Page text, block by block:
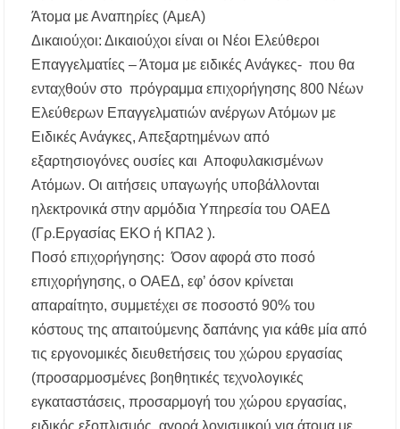
Άτομα με Αναπηρίες (AμεΑ)
Δικαιούχοι: Δικαιούχοι είναι οι Νέοι Ελεύθεροι
Επαγγελματίες – Άτομα με ειδικές Ανάγκες- που θα
ενταχθούν στο πρόγραμμα επιχορήγησης 800 Νέων
Ελεύθερων Επαγγελματιών ανέργων Ατόμων με
Ειδικές Ανάγκες, Απεξαρτημένων από
εξαρτησιογόνες ουσίες και Αποφυλακισμένων
Ατόμων. Οι αιτήσεις υπαγωγής υποβάλλονται
ηλεκτρονικά στην αρμόδια Υπηρεσία του ΟΑΕΔ
(Γρ.Εργασίας ΕΚΟ ή ΚΠΑ2 ).
Ποσό επιχορήγησης: Όσον αφορά στο ποσό
επιχορήγησης, ο ΟΑΕΔ, εφ’ όσον κρίνεται
απαραίτητο, συμμετέχει σε ποσοστό 90% του
κόστους της απαιτούμενης δαπάνης για κάθε μία από
τις εργονομικές διευθετήσεις του χώρου εργασίας
(προσαρμοσμένες βοηθητικές τεχνολογικές
εγκαταστάσεις, προσαρμογή του χώρου εργασίας,
ειδικός εξοπλισμός, αγορά λογισμικού για άτομα με